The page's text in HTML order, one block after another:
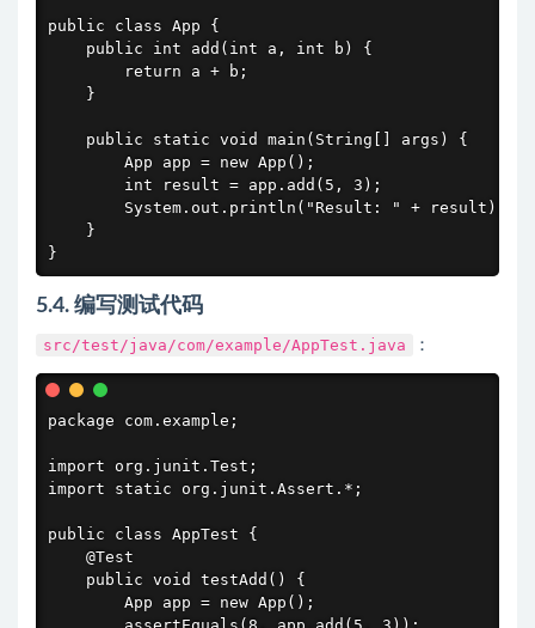
public class App {
    public int add(int a, int b) {
        return a + b;
    }
    public static void main(String[] args) {
        App app = new App();
        int result = app.add(5, 3);
        System.out.println("Result: " + result);
    }
}
5.4. 编写测试代码
src/test/java/com/example/AppTest.java ：
package com.example;
import org.junit.Test;
import static org.junit.Assert.*;
public class AppTest {
    @Test
    public void testAdd() {
        App app = new App();